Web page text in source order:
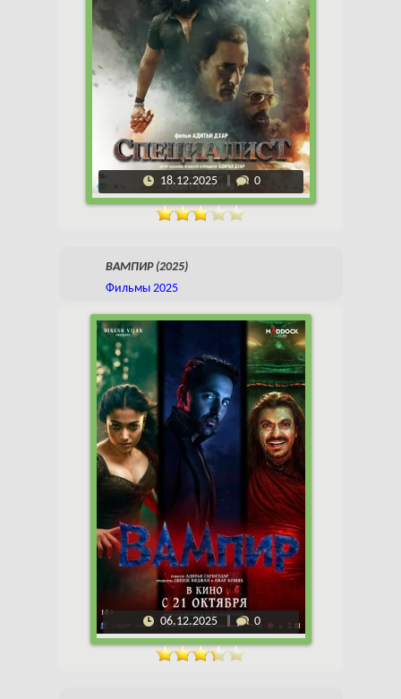
18.12.2025 0
ВАМПИР (2025)
Фильмы 2025
06.12.2025 0